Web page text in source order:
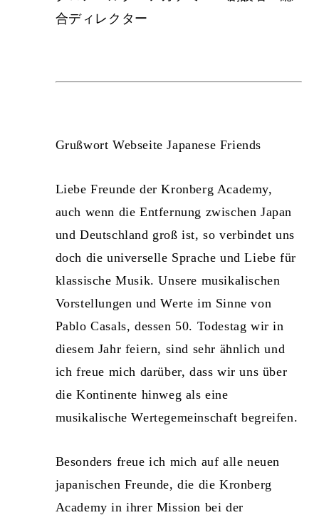
合ディレクター
Grußwort Webseite Japanese Friends
Liebe Freunde der Kronberg Academy,
auch wenn die Entfernung zwischen Japan
und Deutschland groß ist, so verbindet uns
doch die universelle Sprache und Liebe für
klassische Musik. Unsere musikalischen
Vorstellungen und Werte im Sinne von
Pablo Casals, dessen 50. Todestag wir in
diesem Jahr feiern, sind sehr ähnlich und
ich freue mich darüber, dass wir uns über
die Kontinente hinweg als eine
musikalische Wertegemeinschaft begreifen.
Besonders freue ich mich auf alle neuen
japanischen Freunde, die die Kronberg
Academy in ihrer Mission bei der